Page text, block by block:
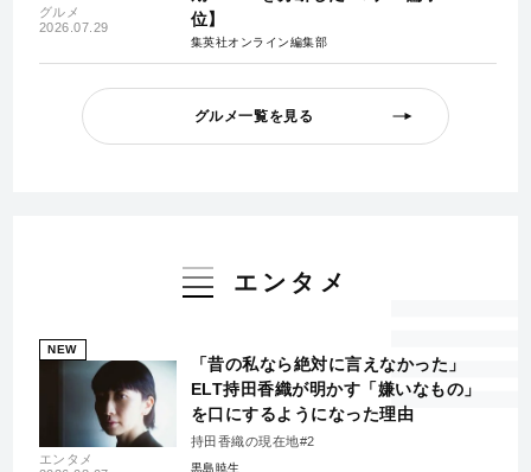
グルメ
2026.07.29
位】
集英社オンライン編集部
グルメ一覧を見る
エンタメ
NEW
エンタメ
「昔の私なら絶対に言えなかった」
ELT持田香織が明かす「嫌いなもの」
を口にするようになった理由
持田香織の現在地#2
黒島暁生